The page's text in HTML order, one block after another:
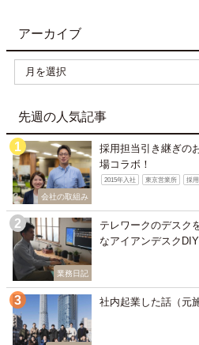
アーカイブ
先週の人気記事
会社の取組み
採用担当引き継ぎの
場コラボ！
2015年入社 東京営業所 採
業務日記
テレワークのデスク
なアイアンデスクDIY
社内起業した話（元